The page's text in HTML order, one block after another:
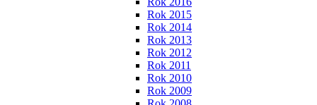
Rok 2015
Rok 2014
Rok 2013
Rok 2012
Rok 2011
Rok 2010
Rok 2009